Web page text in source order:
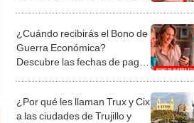
¿Cuándo recibirás el Bono de
Guerra Económica?
Descubre las fechas de pago
¿Por qué les llaman Trux y Cix
a las ciudades de Trujillo y